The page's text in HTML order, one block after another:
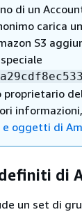
di un
carica
S3
proprietario
oggetti di
di
un set di